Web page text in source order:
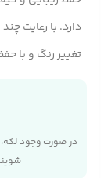
دارد. با رعایت
تغییر رنگ و با
در صورت وجود